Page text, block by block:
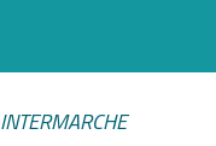
INTERMARCHE